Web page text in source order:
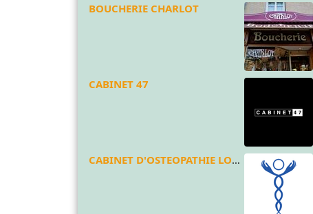
BOUCHERIE CHARLOT
CABINET 47
CABINET D'OSTEOPATHIE LOUIS DE CAGNY